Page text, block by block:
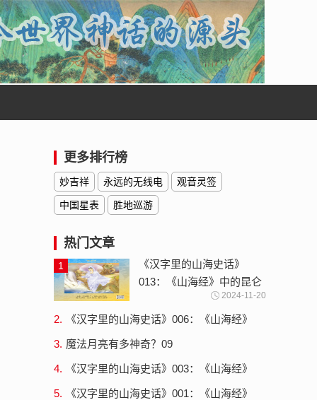
更多排行榜
妙吉祥 永远的无线电 观音灵签
中国星表 胜地巡游
热门文章
1
《汉字里的山海史话》
013：《山海经》中的昆仑
神-云梦大泽与沧海桑田
2024-11-20
2.
《汉字里的山海史话》006：《山海经》
3. 魔法月亮有多神奇？09
4.
《汉字里的山海史话》003：《山海经》
5.
《汉字里的山海史话》001：《山海经》